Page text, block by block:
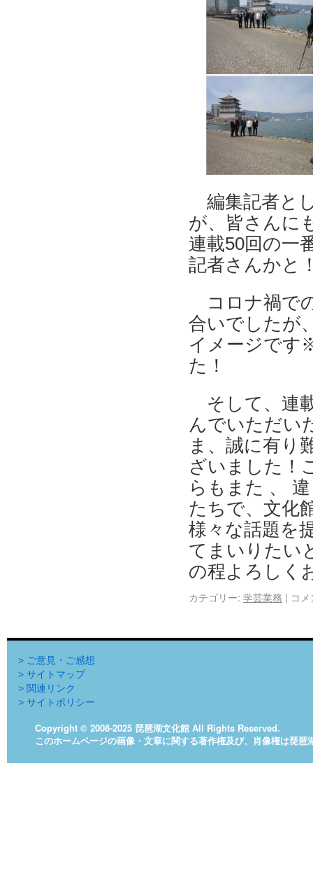
編集記者と
が、皆さんに
連載50回の一
記者さんかと
コロナ禍で
合いでしたが
イメージです
た！
そして、連
んでいただい
ま、誠に有り
ざいました！
らもまた 、
たちで、文化
様々な話題を
てまいりたい
の程よろしく
カテゴリー: 学芸業務 | コ
> ご意見・ご感想
> サイトマップ
> 関連リンク
> サイトポリシー
Copyright © 2008-2025 琵琶湖文化館 All Rights Reserved.
このホームページの画像・文章に関する著作権及び、肖像権は琵